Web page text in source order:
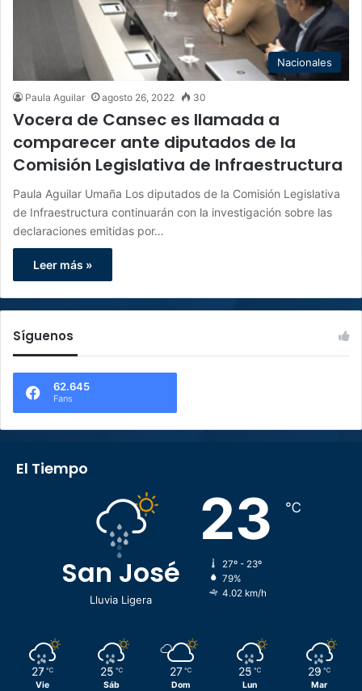
Nacionales
Paula Aguilar agosto 26, 2022 30
Vocera de Cansec es llamada a
comparecer ante diputados de la
Comisión Legislativa de Infraestructura
Paula Aguilar Umaña Los diputados de la Comisión Legislativa
de Infraestructura continuarán con la investigación sobre las
declaraciones emitidas por…
Leer más »
Síguenos
62.645
Fans
El Tiempo
San José
Lluvia Ligera
23 ℃
27º - 23º
79%
4.02 km/h
27 ℃
Vie
25 ℃
Sáb
27 ℃
Dom
25 ℃
Lun
29 ℃
Mar